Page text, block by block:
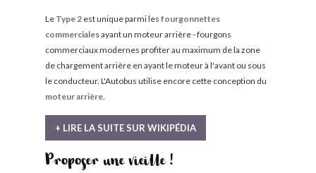
Le Type 2 est unique parmi les fourgonnettes
commercialesayant un moteur arrière - fourgons
commerciaux modernes profiter au maximum de la zone
de chargement arrière en ayant le moteur à l'avant ou sous
le conducteur. L'Autobus utilise encore cette conception du
moteur arrière.
+ LIRE LA SUITE SUR WIKIPÉDIA
Proposer une vieille !